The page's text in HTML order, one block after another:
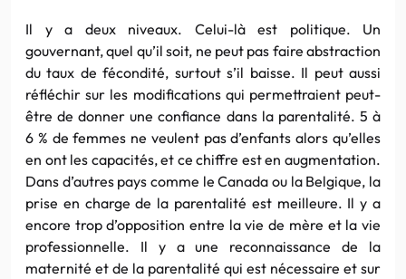
Il y a deux niveaux. Celui-là est politique. Un
gouvernant, quel qu’il soit, ne peut pas faire abstraction
du taux de fécondité, surtout s’il baisse. Il peut aussi
réfléchir sur les modifications qui permettraient peut-
être de donner une confiance dans la parentalité. 5 à
6 % de femmes ne veulent pas d’enfants alors qu’elles
en ont les capacités, et ce chiffre est en augmentation.
Dans d’autres pays comme le Canada ou la Belgique, la
prise en charge de la parentalité est meilleure. Il y a
encore trop d’opposition entre la vie de mère et la vie
professionnelle. Il y a une reconnaissance de la
maternité et de la parentalité qui est nécessaire et sur